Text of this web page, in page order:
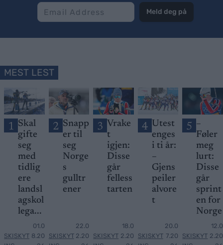
Meld deg på
MEST LEST
1 Skal
gifte
seg
med
tidlig
ere
landsl
agskol
lega...
SKISKYT
01.0
8.20
2 Snapp
er til
seg
Norge
s
gulltr
ener
SKISKYT
22.0
2.20
3 Vrake
t
igjen:
Disse
går
felless
tarten
SKISKYT
18.0
2.20
4 Utest
enges
i ti år:
–
Gjens
peiler
alvore
t
SKISKYT
20.0
7.20
5 –
Føler
meg
lurt:
Disse
går
sprint
en for
Norge
SKISKYT
12.0
2.20